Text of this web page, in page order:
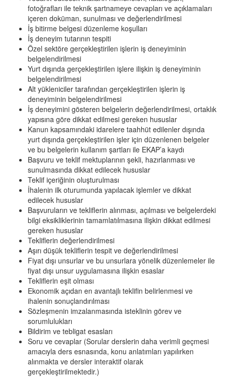
fotoğrafları ile teknik şartnameye cevapları ve açıklamaları
içeren doküman, sunulması ve değerlendirilmesi
İş bitirme belgesi düzenleme koşulları
İş deneyim tutarının tespiti
Özel sektöre gerçekleştirilen işlerin iş deneyiminin
belgelendirilmesi
Yurt dışında gerçekleştirilen işlere ilişkin iş deneyiminin
belgelendirilmesi
Alt yükleniciler tarafından gerçekleştirilen işlerin iş
deneyiminin belgelendirilmesi
İş deneyimini gösteren belgelerin değerlendirilmesi, ortaklık
yapısına göre dikkat edilmesi gereken hususlar
Kanun kapsamındaki idarelere taahhüt edilenler dışında
yurt dışında gerçekleştirilen işler için düzenlenen belgeler
ve bu belgelerin kullanım şartları ile EKAP’a kaydı
Başvuru ve teklif mektuplarının şekli, hazırlanması ve
sunulmasında dikkat edilecek hususlar
Teklif içeriğinin oluşturulması
İhalenin ilk oturumunda yapılacak işlemler ve dikkat
edilecek hususlar
Başvuruların ve tekliflerin alınması, açılması ve belgelerdeki
bilgi eksikliklerinin tamamlatılmasına ilişkin dikkat edilmesi
gereken hususlar
Tekliflerin değerlendirilmesi
Aşırı düşük tekliflerin tespit ve değerlendirilmesi
Fiyat dışı unsurlar ve bu unsurlara yönelik düzenlemeler ile
fiyat dışı unsur uygulamasına ilişkin esaslar
Tekliflerin eşit olması
Ekonomik açıdan en avantajlı teklifin belirlenmesi ve
ihalenin sonuçlandırılması
Sözleşmenin imzalanmasında isteklinin görev ve
sorumlulukları
Bildirim ve tebligat esasları
Soru ve cevaplar (Sorular derslerin daha verimli geçmesi
amacıyla ders esnasında, konu anlatımları yapılırken
alınmakta ve dersler interaktif olarak
gerçekleştirilmektedir.)